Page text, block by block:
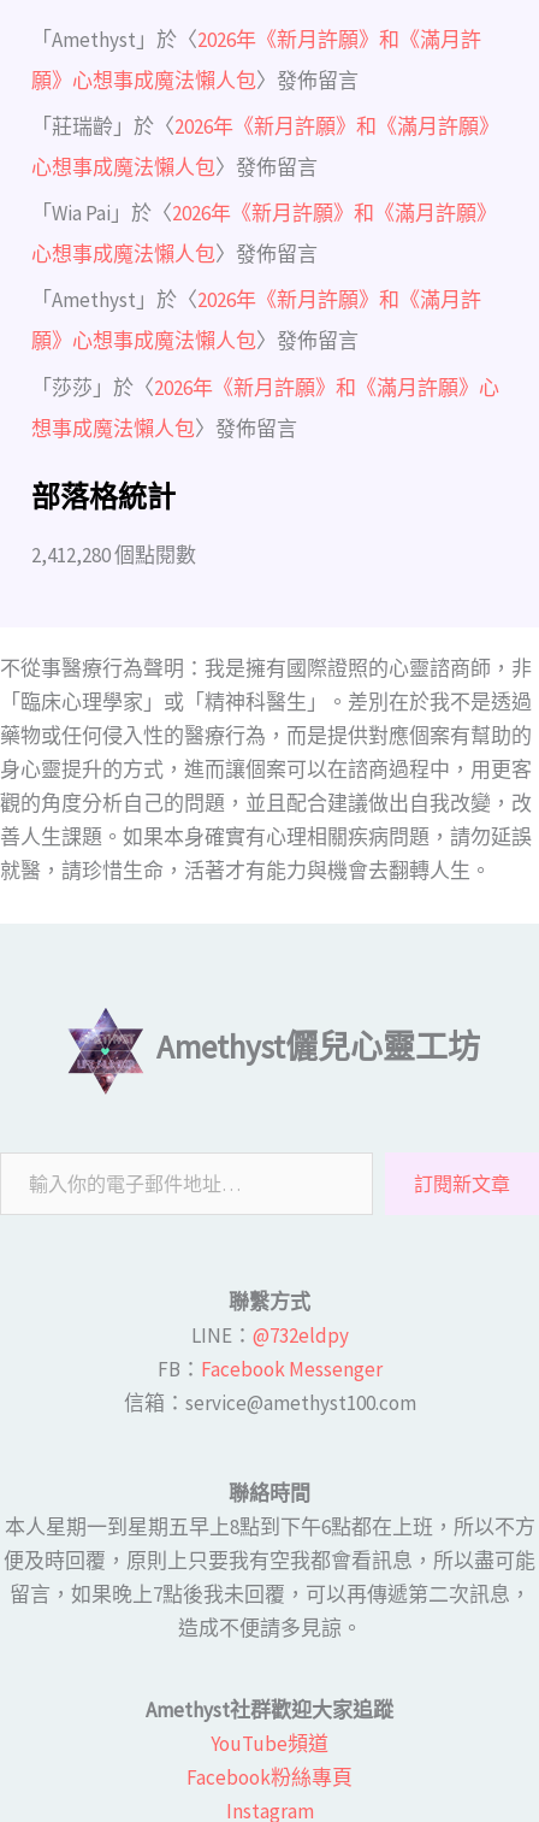
「Amethyst 」於〈2026年《新月許願》和《滿月許
願》心想事成魔法懶人包〉發佈留言
「莊瑞齡 」於〈2026年《新月許願》和《滿月許願》
心想事成魔法懶人包〉發佈留言
「Wia Pai 」於〈2026年《新月許願》和《滿月許願》
心想事成魔法懶人包〉發佈留言
「Amethyst 」於〈2026年《新月許願》和《滿月許
願》心想事成魔法懶人包〉發佈留言
「 莎莎 」於〈2026年《新月許願》和《滿月許願》心
想事成魔法懶人包〉發佈留言
部落格統計
2,412,280 個點閱數
不從事醫療行為聲明：我是擁有國際證照的心靈諮商師，非
「臨床心理學家」或「精神科醫生」。差別在於我不是透過
藥物或任何侵入性的醫療行為，而是提供對應個案有幫助的
身心靈提升的方式，進而讓個案可以在諮商過程中，用更客
觀的角度分析自己的問題，並且配合建議做出自我改變，改
善人生課題。如果本身確實有心理相關疾病問題，請勿延誤
就醫，請珍惜生命，活著才有能力與機會去翻轉人生。
Amethyst儷兒心靈工坊
訂閱新文章
聯繫方式
LINE​： @732eldpy
FB：​ Facebook Messenger
​​信箱：service@amethyst100.com
聯絡時間
本人星期一到星期五早上8點到下午6點都在上班，所以不方
便及時回覆，原則上只要我有空我都會看訊息，所以盡可能
留言，如果晚上7點後我未回覆，可以再傳遞第二次訊息，
造成不便請多見諒。
Amethyst社群歡迎大家追蹤
YouTube頻道
Facebook粉絲專頁​
Instagram